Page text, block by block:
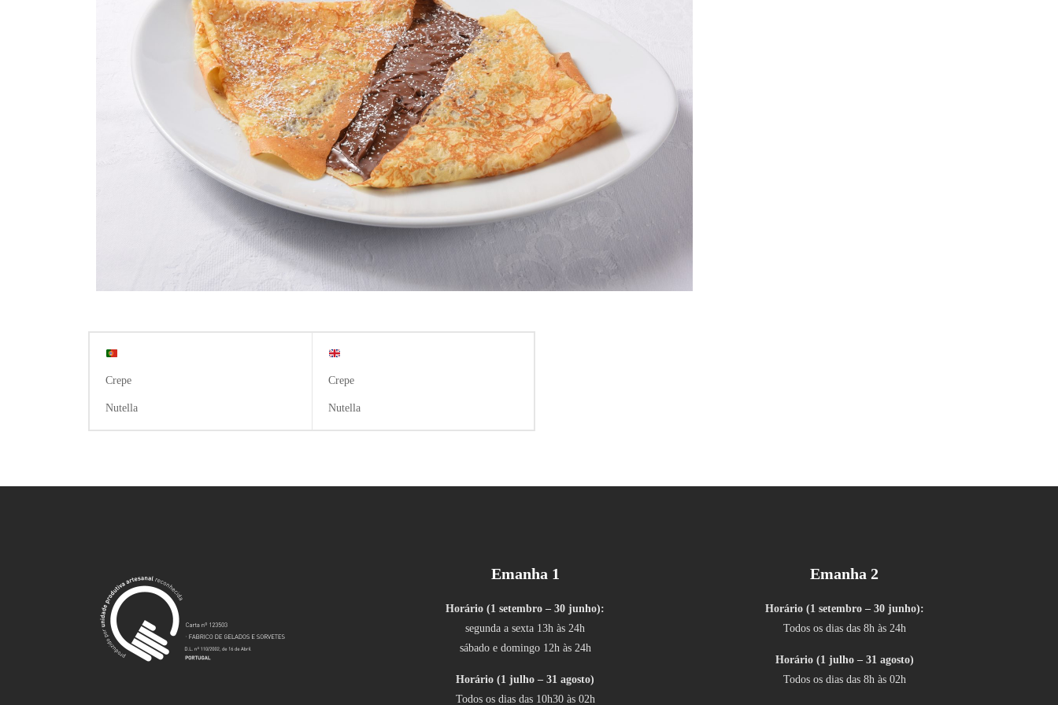
Crepe
Nutella
Crepe
Nutella
Emanha 1
Horário (1 setembro – 30 junho):
segunda a sexta 13h às 24h
sábado e domingo 12h às 24h
Horário (1 julho – 31 agosto)
Todos os dias das 10h30 às 02h
Emanha 2
Horário (1 setembro – 30 junho):
Todos os dias das 8h às 24h
Horário (1 julho – 31 agosto)
Todos os dias das 8h às 02h